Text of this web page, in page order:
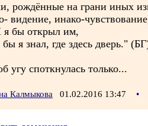
рождённые на грани иных
видение, инако-
бы открыл им,
я знал, где здесь дверь."
угу споткнулась только...
Калмыкова 01.02.2016 13:47 •